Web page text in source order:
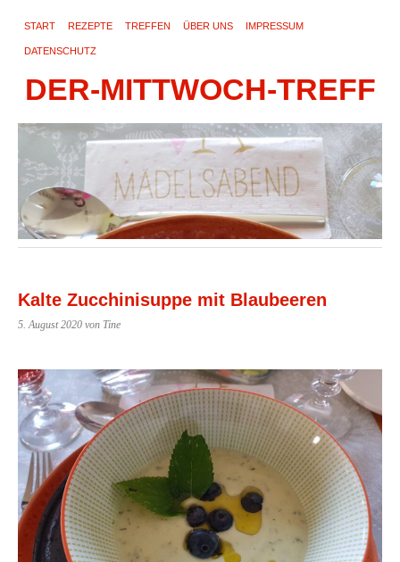
START REZEPTE TREFFEN ÜBER UNS IMPRESSUM
DATENSCHUTZ
DER-MITTWOCH-TREFF
Kalte Zucchinisuppe mit Blaubeeren
5. August 2020 von Tine